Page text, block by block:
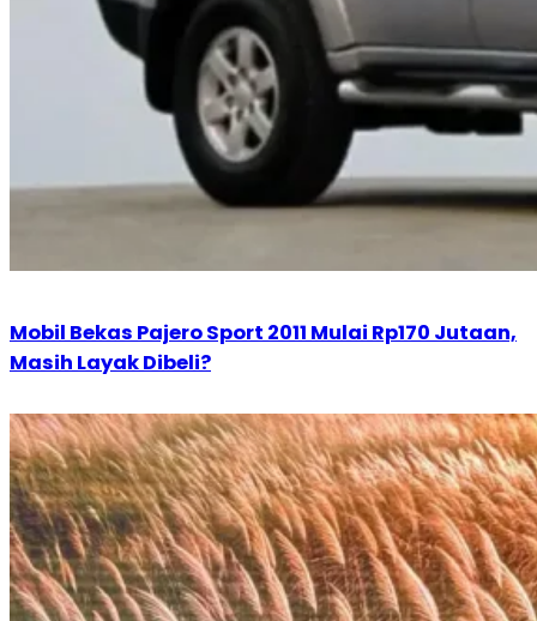
Mobil Bekas Pajero Sport 2011 Mulai Rp170 Jutaan,
Masih Layak Dibeli?